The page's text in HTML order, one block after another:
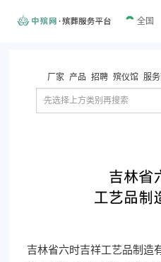
全国
厂家 产品 招聘 殡仪馆 服